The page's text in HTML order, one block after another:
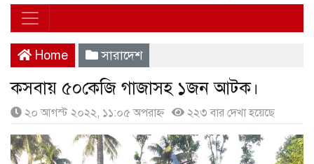
Home সারাদেশ
কসবায় ৫০কেজি গাজাসহ ১জন আটক।
২০ আগস্ট ২০২২, ১১:০৫ অপরাহ্ণ ২২৩ বার দেখা হয়েছে